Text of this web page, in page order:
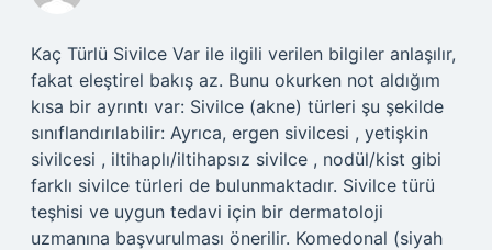
Kaç Türlü Sivilce Var ile ilgili verilen bilgiler anlaşılır,
fakat eleştirel bakış az. Bunu okurken not aldığım
kısa bir ayrıntı var: Sivilce (akne) türleri şu şekilde
sınıflandırılabilir: Ayrıca, ergen sivilcesi , yetişkin
sivilcesi , iltihaplı/iltihapsız sivilce , nodül/kist gibi
farklı sivilce türleri de bulunmaktadır. Sivilce türü
teşhisi ve uygun tedavi için bir dermatoloji
uzmanına başvurulması önerilir. Komedonal (siyah